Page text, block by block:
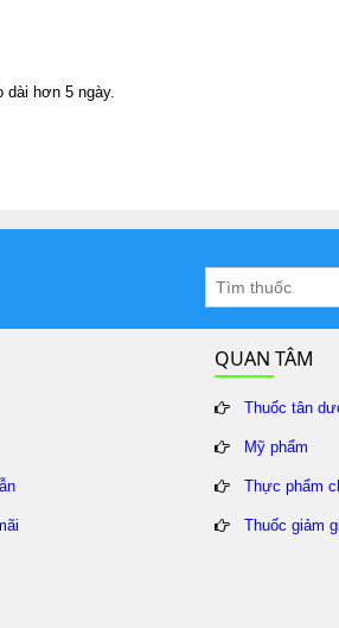
hơn 5 ngày.
QUAN TÂM
Thuốc tân
Mỹ phẩm
Thực phẩm
Thuốc giảm